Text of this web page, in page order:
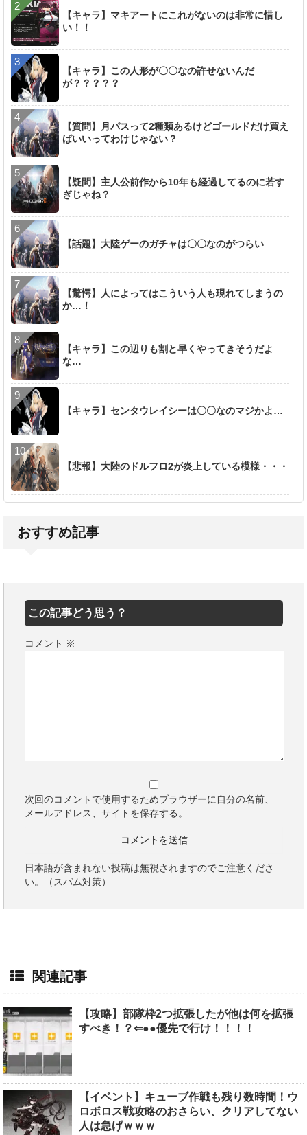
【キャラ】マキアートにこれがないのは非常に惜し
い！！
【キャラ】この人形が〇〇なの許せないんだ
が？？？？？
【質問】月パスって2種類あるけどゴールドだけ買え
ばいいってわけじゃない？
【疑問】主人公前作から10年も経過してるのに若す
ぎじゃね？
【話題】大陸ゲーのガチャは〇〇なのがつらい
【驚愕】人によってはこういう人も現れてしまうの
か…！
【キャラ】この辺りも割と早くやってきそうだよ
な…
【キャラ】センタウレイシーは〇〇なのマジかよ…
【悲報】大陸のドルフロ2が炎上している模様・・・
おすすめ記事
この記事どう思う？
コメント ※
次回のコメントで使用するためブラウザーに自分の名前、
メールアドレス、サイトを保存する。
日本語が含まれない投稿は無視されますのでご注意くださ
い。（スパム対策）
関連記事
【攻略】部隊枠2つ拡張したが他は何を拡張
すべき！？⇐●●優先で行け！！！！
【イベント】キューブ作戦も残り数時間！ウ
ロボロス戦攻略のおさらい、クリアしてない
人は急げｗｗｗ